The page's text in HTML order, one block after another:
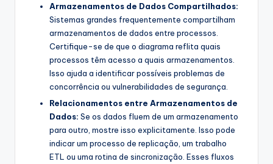
Armazenamentos de Dados Compartilhados:
Sistemas grandes frequentemente compartilham
armazenamentos de dados entre processos.
Certifique-se de que o diagrama reflita quais
processos têm acesso a quais armazenamentos.
Isso ajuda a identificar possíveis problemas de
concorrência ou vulnerabilidades de segurança.
Relacionamentos entre Armazenamentos de
Dados: Se os dados fluem de um armazenamento
para outro, mostre isso explicitamente. Isso pode
indicar um processo de replicação, um trabalho
ETL ou uma rotina de sincronização. Esses fluxos